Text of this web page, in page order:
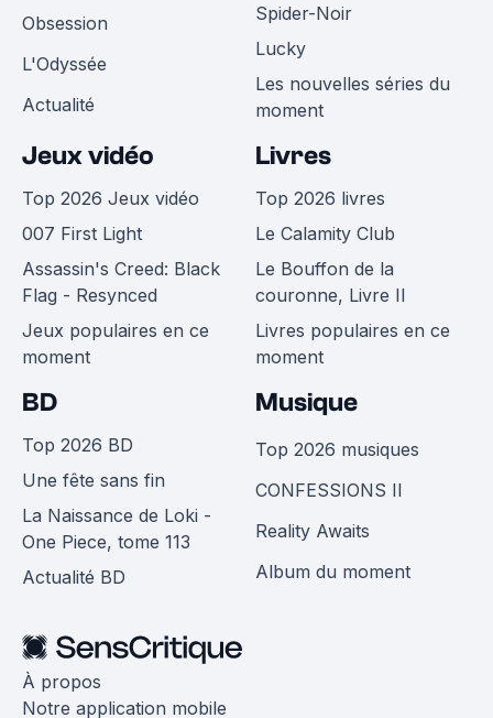
Obsession
L'Odyssée
Actualité
Spider-Noir
Lucky
Les nouvelles séries du
moment
Jeux vidéo
Top 2026 Jeux vidéo
007 First Light
Assassin's Creed: Black
Flag - Resynced
Jeux populaires en ce
moment
Livres
Top 2026 livres
Le Calamity Club
Le Bouffon de la
couronne, Livre II
Livres populaires en ce
moment
BD
Top 2026 BD
Une fête sans fin
La Naissance de Loki -
One Piece, tome 113
Actualité BD
Musique
Top 2026 musiques
CONFESSIONS II
Reality Awaits
Album du moment
À propos
Notre application mobile